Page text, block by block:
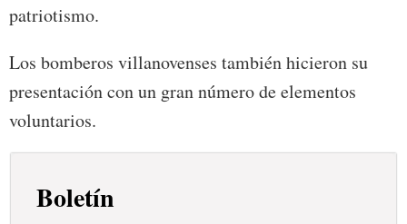
patriotismo.
Los bomberos villanovenses también hicieron su
presentación con un gran número de elementos
voluntarios.
Boletín